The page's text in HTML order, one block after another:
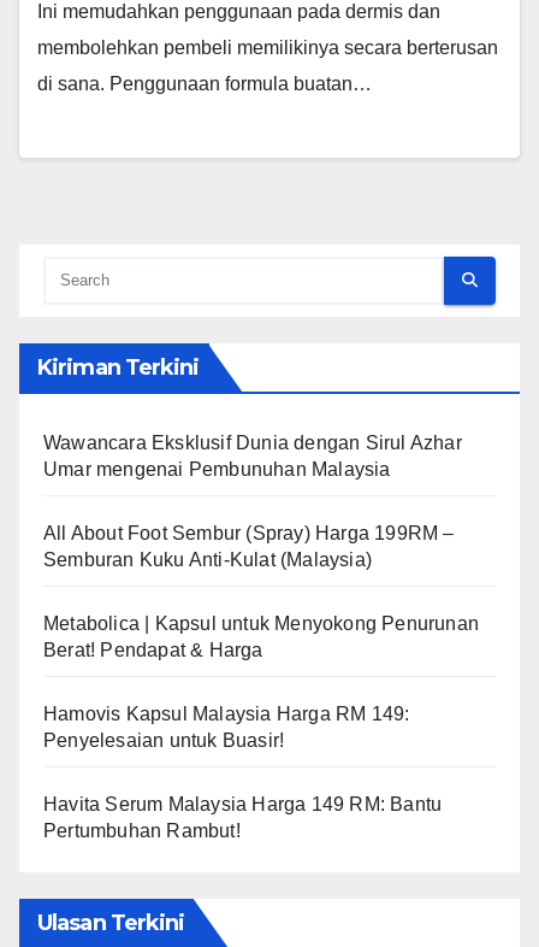
Ini memudahkan penggunaan pada dermis dan
membolehkan pembeli memilikinya secara berterusan
di sana. Penggunaan formula buatan…
Kiriman Terkini
Wawancara Eksklusif Dunia dengan Sirul Azhar
Umar mengenai Pembunuhan Malaysia
All About Foot Sembur (Spray) Harga 199RM –
Semburan Kuku Anti-Kulat (Malaysia)
Metabolica | Kapsul untuk Menyokong Penurunan
Berat! Pendapat & Harga
Hamovis Kapsul Malaysia Harga RM 149:
Penyelesaian untuk Buasir!
Havita Serum Malaysia Harga 149 RM: Bantu
Pertumbuhan Rambut!
Ulasan Terkini